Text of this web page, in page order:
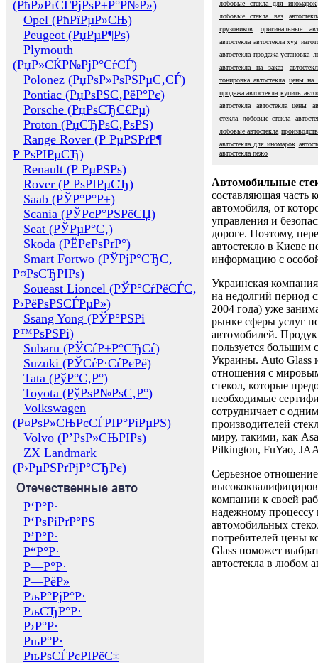
(РћР»РґСЃРјРѕР±Р°Р№Р»)
Opel (РћРїРµР»СЊ)
Peugeot (РџРµР¶Рѕ)
Plymouth
(РџР»СЌР№РјР°СѓСЃ)
Polonez (РџРѕР»РѕРЅРµС‚СЃ)
Pontiac (РџРѕРЅС‚РёР°Рє)
Porsche (РџРѕСЂС€Рµ)
Proton (РџСЂРѕС‚РѕРЅ)
Range Rover (Р РµРЅРґР¶
Р РѕРІРµСЂ)
Renault (Р РµРЅРѕ)
Rover (Р РѕРІРµСЂ)
Saab (РЎР°Р°Р±)
Scania (РЎРєР°РЅРёСЏ)
Seat (РЎРµР°С‚)
Skoda (РЁРєРѕРґР°)
Smart Fortwo (РЎРјР°СЂС‚
Р¤РѕСЂРІРѕ)
Soueast Lioncel (РЎР°СѓРёСЃС‚
Р›РёРѕРЅСЃРµР»)
Ssang Yong (РЎР°РЅРі
Р™РѕРЅРі)
Subaru (РЎСѓР±Р°СЂСѓ)
Suzuki (РЎСѓР·СѓРєРё)
Tata (РўР°С‚Р°)
Toyota (РўРѕР№РѕС‚Р°)
Volkswagen
(Р¤РѕР»СЊРєСЃРІР°РіРµРЅ)
Volvo (Р’РѕР»СЊРІРѕ)
ZX Landmark
(Р›РµРЅРґРјР°СЂРє)
Отечественные авто
Р‘Р°Р·
Р‘РѕРіРґР°РЅ
Р’Р°Р·
Р“Р°Р·
Р—Р°Р·
Р—РёР»
РљР°РјР°Р·
РљСЂР°Р·
Р›Р°Р·
РњР°Р·
РњРѕСЃРєРІРёС‡
лобовые стекла для иномарок
лобовые стекла ваз
грузовиков
оригинальные
автостекла автостекла xyg
автостекла продажа установка
автостекла на заказ
тонировка автостекла цены на
продажа автостекла купить
автостекла
автостекла цены
стекла
лобовые стекла
лобовые автостекла
автостекла для иномарок
автостекла пежо
Автомобильные
составляющая часть
автомобиля, от
управления и
дороге. Поэтому,
автостекло в Киеве
информацию с
Украинская
на недолгий период
2004 года) уже
рынке сферы услуг
автомобилей.
пользуется большим
Украины. Auto Glass
отношения с
стекол, которые
необходимые
сотрудничает с
производителей
миру, такими, как
Pilkington, FuYao,
Серьезное отношение
компании к своей
надежному процессу
автомобильных
потребителей цены
Glass поможет
автостекла в любом